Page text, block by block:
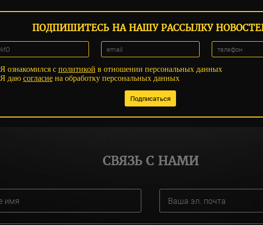
ПОДПИШИТЕСЬ НА НАШУ РАССЫЛКУ
Я ознакомился с политикой в отношении персональных данных
Я даю согласиена обработку персональных данных
СВЯЗЬ С НАМИ